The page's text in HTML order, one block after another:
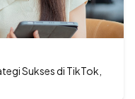
Sukses di TikTok,